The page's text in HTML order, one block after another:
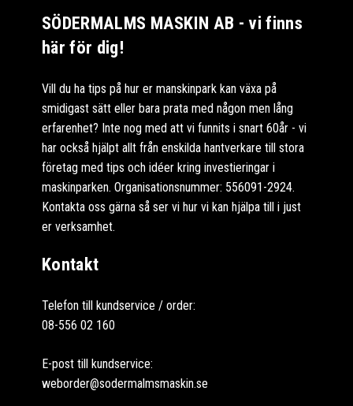
SÖDERMALMS MASKIN AB - vi finns
här för dig!
Vill du ha tips på hur er manskinpark kan växa på
smidigast sätt eller bara prata med någon men lång
erfarenhet? Inte nog med att vi funnits i snart 60år - vi
har också hjälpt allt från enskilda hantverkare till stora
företag med tips och idéer kring investieringar i
maskinparken. Organisationsnummer: 556091-2924.
Kontakta oss gärna så ser vi hur vi kan hjälpa till i just
er verksamhet.
Kontakt
Telefon till kundservice / order:
08-556 02 160
E-post till kundservice:
weborder@sodermalmsmaskin.se